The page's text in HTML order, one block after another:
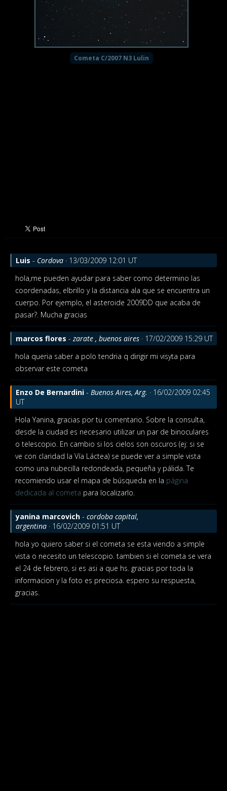
Cometa C/2007 N3 Lulin
Luis - Cordova · 13/03/2009 12:01 UT
hola,me pueden ayudar para saber como determino las
coordenadas, elbrillo y la distancia ala que se encuentra un
cuerpo. Por ejemplo, el asteroide 2009DD que acaba de
pasar?. Mucha gracias
marcos flores -zarate , buenos aires · 17/02/2009 15:29 UT
hola queria saber a polo tendria q dirigir mi visyta para
observar este cometa
Enzo De Bernardini - Buenos Aires, Arg. · 16/02/2009 02:45
UT
Hola Yanina, gracias por tu comentario. Sobre la consulta,
desde la ciudad es necesario utilizar un par de binoculares
o telescopio. En cambio si los cielos son oscuros (ej: si se
ve con claridad la Vía Láctea) se puede ver a simple vista
como una nubecilla redondeada, pequeña y pálida. Te
recomiendo usar el mapa de búsqueda en la página
dedicada al cometa para localizarlo.
yanina marcovich - cordoba capital,
argentina · 16/02/2009 01:51 UT
hola yo quiero saber si el cometa se esta viendo a simple
vista o necesito un telescopio. tambien si el cometa se vera
el 24 de febrero, si es asi a que hs. gracias por toda la
informacion y la foto es preciosa. espero su respuesta,
gracias.